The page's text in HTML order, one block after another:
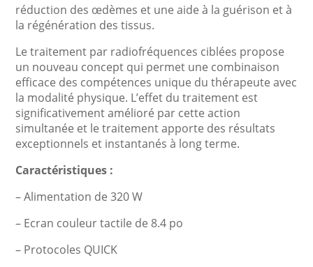
réduction des œdèmes et une aide à la guérison et à
la régénération des tissus.
Le traitement par radiofréquences ciblées propose
un nouveau concept qui permet une combinaison
efficace des compétences unique du thérapeute avec
la modalité physique. L’effet du traitement est
significativement amélioré par cette action
simultanée et le traitement apporte des résultats
exceptionnels et instantanés à long terme.
Caractéristiques :
– Alimentation de 320 W
– Ecran couleur tactile de 8.4 po
– Protocoles QUICK